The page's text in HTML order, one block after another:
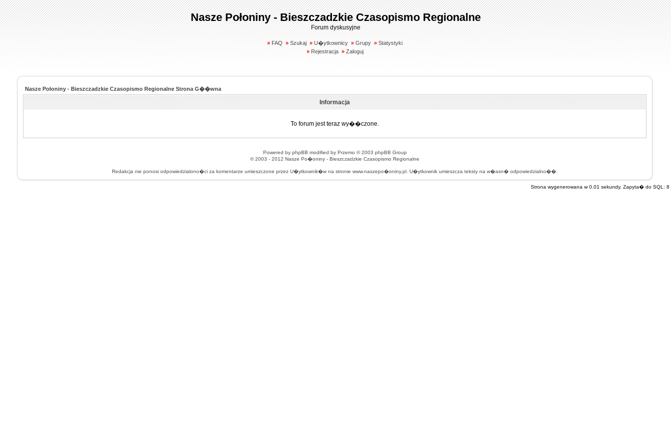
Nasze Połoniny - Bieszczadzkie Czasopismo Regionalne
Forum dyskusyjne
» FAQ » Szukaj » U�ytkownicy » Grupy » Statystyki
» Rejestracja » Zaloguj
Nasze Połoniny - Bieszczadzkie Czasopismo Regionalne Strona G��wna
Informacja
To forum jest teraz wy��czone.
Powered by phpBB modified by Przemo © 2003 phpBB Group
© 2003 - 2012 Nasze Po�oniny - Bieszczadzkie Czasopismo Regionalne
Redakcja nie ponosi odpowiedzialono�ci za komentarze umieszczone przez U�ytkownik�w na stronie www.naszepo�oniny.pl. U�ytkownik umieszcza teksty na w�asn� odpowiedzialno��.
Strona wygenerowana w 0.01 sekundy. Zapyta� do SQL: 8